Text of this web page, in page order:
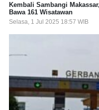
Kembali Sambangi
Bawa 161 Wisatawan
Selasa, 1 Jul 2025 18:57 WIB